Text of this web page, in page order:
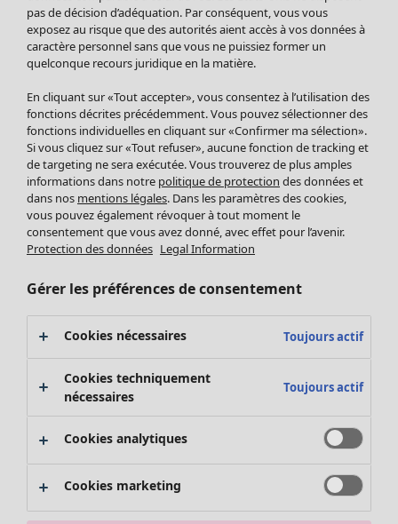
Gilets
Pantalon
Jupes
Leggings et collants
Accessoires
Chaussures
Vêtements de bain
Basics
Soldes Mobilier
Bonnes affaires déco
Décoration
Textiles
Tapis
Éponge
Promos SOLDES
Les promos de Gudrun Sjödén
Nouvel arrivage
Bonnes affaires en soldes - jusqu'à -70
pas de décision d’adéquation. Par conséquent, vous vous
exposez au risque que des autorités aient accès à vos données à
caractère personnel sans que vous ne puissiez former un
quelconque recours juridique en la matière.
En cliquant sur «Tout accepter», vous consentez à l’utilisation des
fonctions décrites précédemment. Vous pouvez sélectionner des
fonctions individuelles en cliquant sur «Confirmer ma sélection».
Si vous cliquez sur «Tout refuser», aucune fonction de tracking et
de targeting ne sera exécutée. Vous trouverez de plus amples
informations dans notre politique de protection des données et
dans nos mentions légales. Dans les paramètres des cookies,
vous pouvez également révoquer à tout moment le
consentement que vous avez donné, avec effet pour l’avenir.
Protection des données Legal Information
Gérer les préférences de consentement
Cookies nécessaires Toujours actif
Cookies techniquement
nécessaires
Toujours actif
Cookies analytiques
Cookies marketing